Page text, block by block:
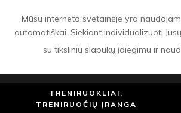
TRENIRUOKLIAI,
TRENIRUOČIŲ ĮRANGA
Mūsų interneto svetainėje yra
automatiškai. Siekiant individualizuoti
su tikslinių slapukų įdiegimu ir